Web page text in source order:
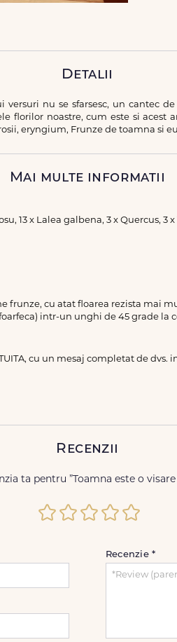
Detalii
nu se sfarsesc, un cantec
florilor noastre, cum este si
eryngium, Frunze de toamna si
Mai multe informatii
13 x Lalea galbena, 3 x Quercus, 3
frunze, cu atat floarea rezista mai
intr-un unghi de 45 grade la
cu un mesaj completat de dvs.
Recenzii
ta pentru ”Toamna este o
Recenzie *